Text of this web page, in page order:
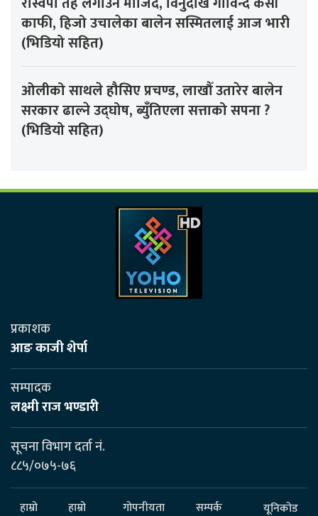
काफी, हिजो उचालेका बालेन सस्मितलाई आज भारी
(भिडियो सहित)
ओलीको साथले हौसिए प्रचण्ड, लाखौँ उतारेर बालेन
सरकार ढाल्ने उद्घोष, ब्युँतिएला सत्ताको सपना ?
(भिडियो सहित)
प्रकाशक
आङ काजी शेर्पा
सम्पादक
लक्ष्मी राज भण्डारी
सूचना विभाग दर्ता नं.
८८५/०७५-७६
हाम्रो
हाम्रो
गोपनीयता
सम्पर्क
यूनिकोड